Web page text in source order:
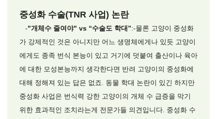
중성화 수술(TNR 사업) 논란
-"개체수 줄여야" vs “수술도 학대”:-물론 고양이 중성화
가 강제적인 것은 아니지만 어느 생명체에게나 있듯 고양이
에게도 종족 번식 본능이 있고 거기에 덧붙여 출산이나 육아
에 대한 모성본능까지 생각한다면 반려 고양이의 중성화에
대해 정해져 있는 답은 없죠. 동물 학대 논란이 있긴 하지만
중성화 사업은 번식력 강한 고양이의 개체 수 급증을 막기
위한 효과적인 조치라는게 전문가들 의견입니다. 중성화 수